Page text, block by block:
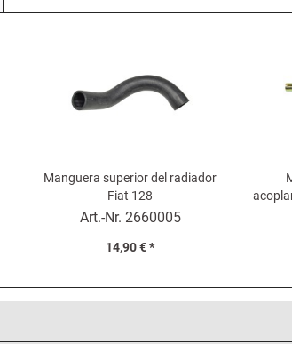
Manguera superior del radiador
Fiat 128
Art.-Nr. 2660005
14,90 € *